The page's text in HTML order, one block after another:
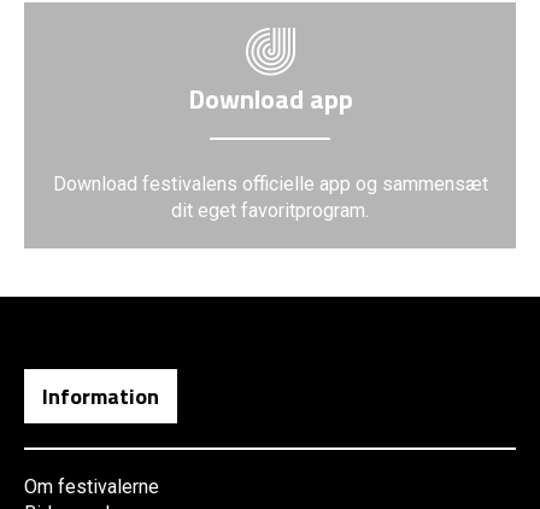
Download app
Download festivalens officielle app og sammensæt
dit eget favoritprogram.
Information
Om festivalerne